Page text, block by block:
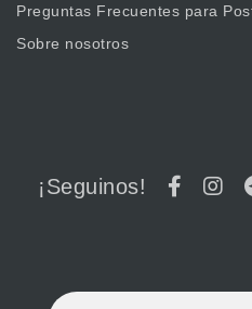
Preguntas Frecuentes para
Sobre nosotros
¡Seguinos!